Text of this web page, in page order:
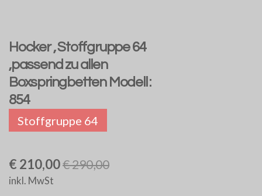
Hocker , Stoffgruppe 64
,passend zu allen
Boxspringbetten Modell :
854
Stoffgruppe 64
€ 210,00€ 290,00
inkl. MwSt